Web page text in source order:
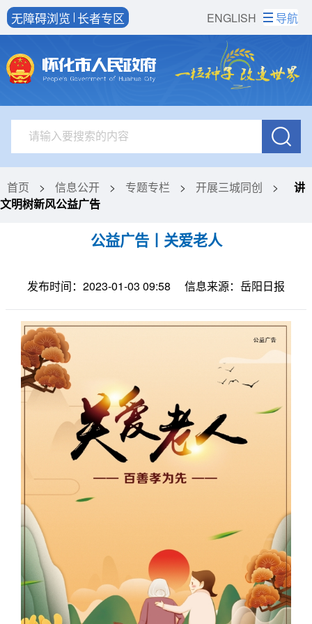
ENGLISH
无障碍浏览 长者专区 导航
首页 > 信息公开 > 专题专栏 > 开展三城同创 >
讲
文明树新风公益广告
公益广告丨关爱老人
发布时间：2023-01-03 09:58 信息来源：岳阳日报